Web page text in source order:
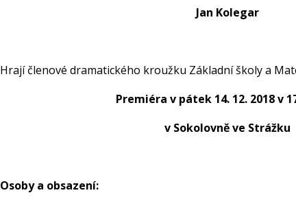
Jan Kolegar
Hrají členové dramatického kroužku Základní školy a
Premiéra v pátek 14. 12. 2018 v
v Sokolovně ve Strážku
Osoby a obsazení: